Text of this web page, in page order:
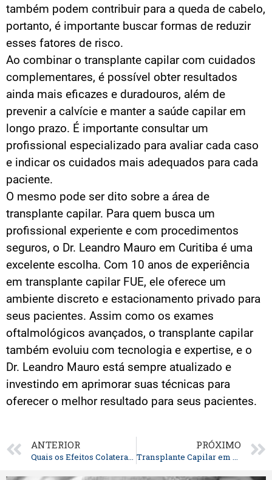
também podem contribuir para a queda de cabelo,
portanto, é importante buscar formas de reduzir
esses fatores de risco.
Ao combinar o transplante capilar com cuidados
complementares, é possível obter resultados
ainda mais eficazes e duradouros, além de
prevenir a calvície e manter a saúde capilar em
longo prazo. É importante consultar um
profissional especializado para avaliar cada caso
e indicar os cuidados mais adequados para cada
paciente.
O mesmo pode ser dito sobre a área de
transplante capilar. Para quem busca um
profissional experiente e com procedimentos
seguros, o Dr. Leandro Mauro em Curitiba é uma
excelente escolha. Com 10 anos de experiência
em transplante capilar FUE, ele oferece um
ambiente discreto e estacionamento privado para
seus pacientes. Assim como os exames
oftalmológicos avançados, o transplante capilar
também evoluiu com tecnologia e expertise, e o
Dr. Leandro Mauro está sempre atualizado e
investindo em aprimorar suas técnicas para
oferecer o melhor resultado para seus pacientes.
ANTERIOR
Quais os Efeitos Colaterais do Transplante Capilar?
PRÓXIMO
Transplante Capilar em Curitiba: Por Que Escolher o Dr. Leandro Mauro?